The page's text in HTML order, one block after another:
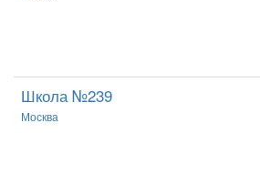
Школа №239
Москва